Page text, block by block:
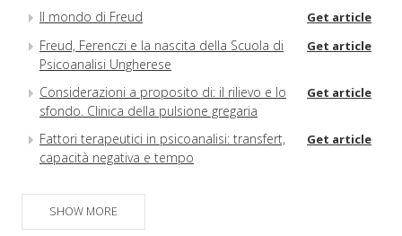
Il mondo di Freud Get article
Freud, Ferenczi e la nascita della Scuola di
Psicoanalisi Ungherese
Get article
Considerazioni a proposito di: il rilievo e lo
sfondo. Clinica della pulsione gregaria
Get article
Fattori terapeutici in psicoanalisi: transfert,
capacità negativa e tempo
Get article
SHOW MORE